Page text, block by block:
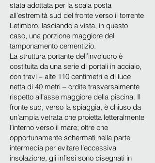
stata adottata per la scala posta
all’estremità sud del fronte verso il torrente
Letimbro, lasciando a vista, in questo
caso, una porzione maggiore del
tamponamento cementizio.
La struttura portante dell’involucro è
costituita da una serie di portali in acciaio,
con travi – alte 110 centimetri e di luce
netta di 40 metri – ordite trasversalmente
rispetto all’asse maggiore della piscina. Il
fronte sud, verso la spiaggia, è chiuso da
un’ampia vetrata che proietta letteralmente
l’interno verso il mare; oltre che
opportunamente schermati nella parte
intermedia per evitare l’eccessiva
insolazione, gli infissi sono disegnati in